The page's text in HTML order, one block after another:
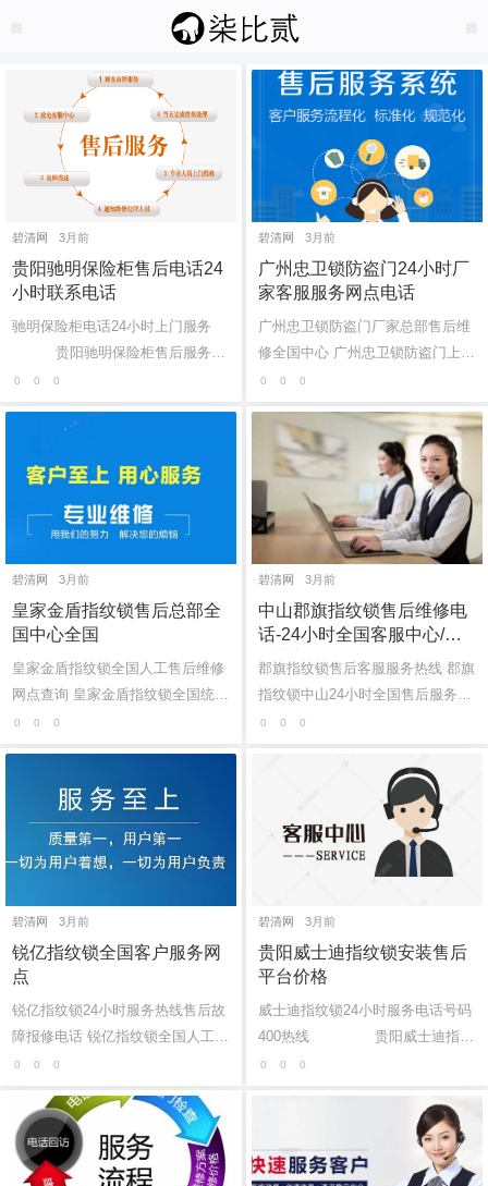
碧清网 3月前
贵阳驰明保险柜售后电话24
小时联系电话
驰明保险柜电话24小时上门服务
贵阳驰明保险柜售后服务电
话全国：(1)400-1865-909(2...
0 0 0
碧清网 3月前
广州忠卫锁防盗门24小时厂
家客服服务网点电话
广州忠卫锁防盗门厂家总部售后维
修全国中心 广州忠卫锁防盗门上门
修理电话号码：(1)400-1865-909
务电话:...
0 0 0
碧清网 3月前
皇家金盾指纹锁售后总部全
国中心全国
皇家金盾指纹锁全国人工售后维修
网点查询 皇家金盾指纹锁全国统一
售后维修服务热线：(1)400-1865-9
0 0 0
碧清网 3月前
中山郡旗指纹锁售后维修电
话-24小时全国客服中心/就
近上门
郡旗指纹锁售后客服服务热线 郡旗
指纹锁中山24小时全国售后服务号
码：(1)400-1865-909（点击咨询）
0 0 0
碧清网 3月前
锐亿指纹锁全国客户服务网
点
锐亿指纹锁24小时服务热线售后故
障报修电话 锐亿指纹锁全国人工售
后网点电查询：(1)400-1865-909
（点击咨...
0 0 0
碧清网 3月前
贵阳威士迪指纹锁安装售后
平台价格
威士迪指纹锁24小时服务电话号码
400热线 贵阳威士迪指纹
锁售后维修网点位置：(1)400...
0 0 0